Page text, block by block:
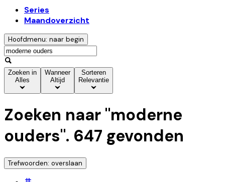
Series
Maandoverzicht
Hoofdmenu: naar begin
Zoeken in
Alles
Wanneer
Altijd
Sorteren
Relevantie
Zoeken naar "moderne
ouders". 647 gevonden
Trefwoorden: overslaan